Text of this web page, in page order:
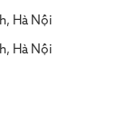
Hà Nội
Hà Nội